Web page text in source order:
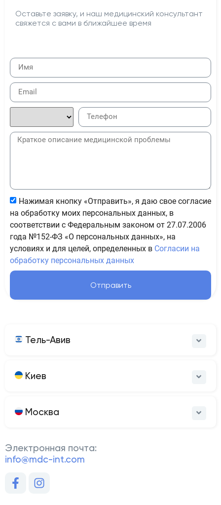
Оставьте заявку, и наш медицинский консультант
свяжется с вами в ближайшее время
Нажимая кнопку «Отправить», я даю свое согласие
на обработку моих персональных данных, в
соответствии с Федеральным законом от 27.07.2006
года №152-ФЗ «О персональных данных», на
условиях и для целей, определенных в Согласии на
обработку персональных данных
Отправить
Тель-Авив
Киев
Москва
Электронная почта:
info@mdc-int.com